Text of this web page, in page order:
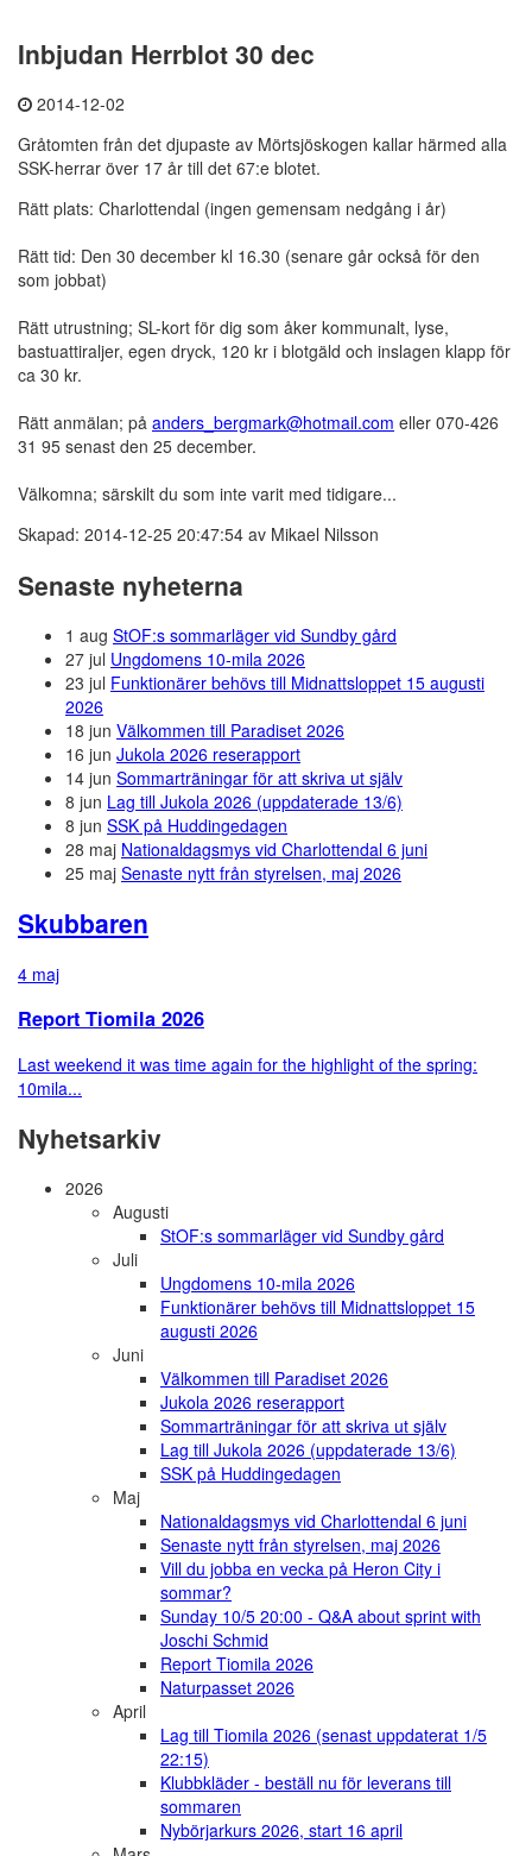
Inbjudan Herrblot 30 dec
2014-12-02
Gråtomten från det djupaste av Mörtsjöskogen kallar härmed alla
SSK-herrar över 17 år till det 67:e blotet.
Rätt plats: Charlottendal (ingen gemensam nedgång i år)
Rätt tid: Den 30 december kl 16.30 (senare går också för den
som jobbat)
Rätt utrustning; SL-kort för dig som åker kommunalt, lyse,
bastuattiraljer, egen dryck, 120 kr i blotgäld och inslagen klapp för
ca 30 kr.
Rätt anmälan; på anders_bergmark@hotmail.com eller 070-426
31 95 senast den 25 december.
Välkomna; särskilt du som inte varit med tidigare...
Skapad: 2014-12-25 20:47:54 av Mikael Nilsson
Senaste nyheterna
1 aug StOF:s sommarläger vid Sundby gård
27 jul Ungdomens 10-mila 2026
23 jul Funktionärer behövs till Midnattsloppet 15 augusti
2026
18 jun Välkommen till Paradiset 2026
16 jun Jukola 2026 reserapport
14 jun Sommarträningar för att skriva ut själv
8 jun Lag till Jukola 2026 (uppdaterade 13/6)
8 jun SSK på Huddingedagen
28 maj Nationaldagsmys vid Charlottendal 6 juni
25 maj Senaste nytt från styrelsen, maj 2026
Skubbaren
4 maj
Report Tiomila 2026
Last weekend it was time again for the highlight of the spring:
10mila...
Nyhetsarkiv
2026
Augusti
StOF:s sommarläger vid Sundby gård
Juli
Ungdomens 10-mila 2026
Funktionärer behövs till Midnattsloppet 15
augusti 2026
Juni
Välkommen till Paradiset 2026
Jukola 2026 reserapport
Sommarträningar för att skriva ut själv
Lag till Jukola 2026 (uppdaterade 13/6)
SSK på Huddingedagen
Maj
Nationaldagsmys vid Charlottendal 6 juni
Senaste nytt från styrelsen, maj 2026
Vill du jobba en vecka på Heron City i
sommar?
Sunday 10/5 20:00 - Q&A about sprint with
Joschi Schmid
Report Tiomila 2026
Naturpasset 2026
April
Lag till Tiomila 2026 (senast uppdaterat 1/5
22:15)
Klubbkläder - beställ nu för leverans till
sommaren
Nybörjarkurs 2026, start 16 april